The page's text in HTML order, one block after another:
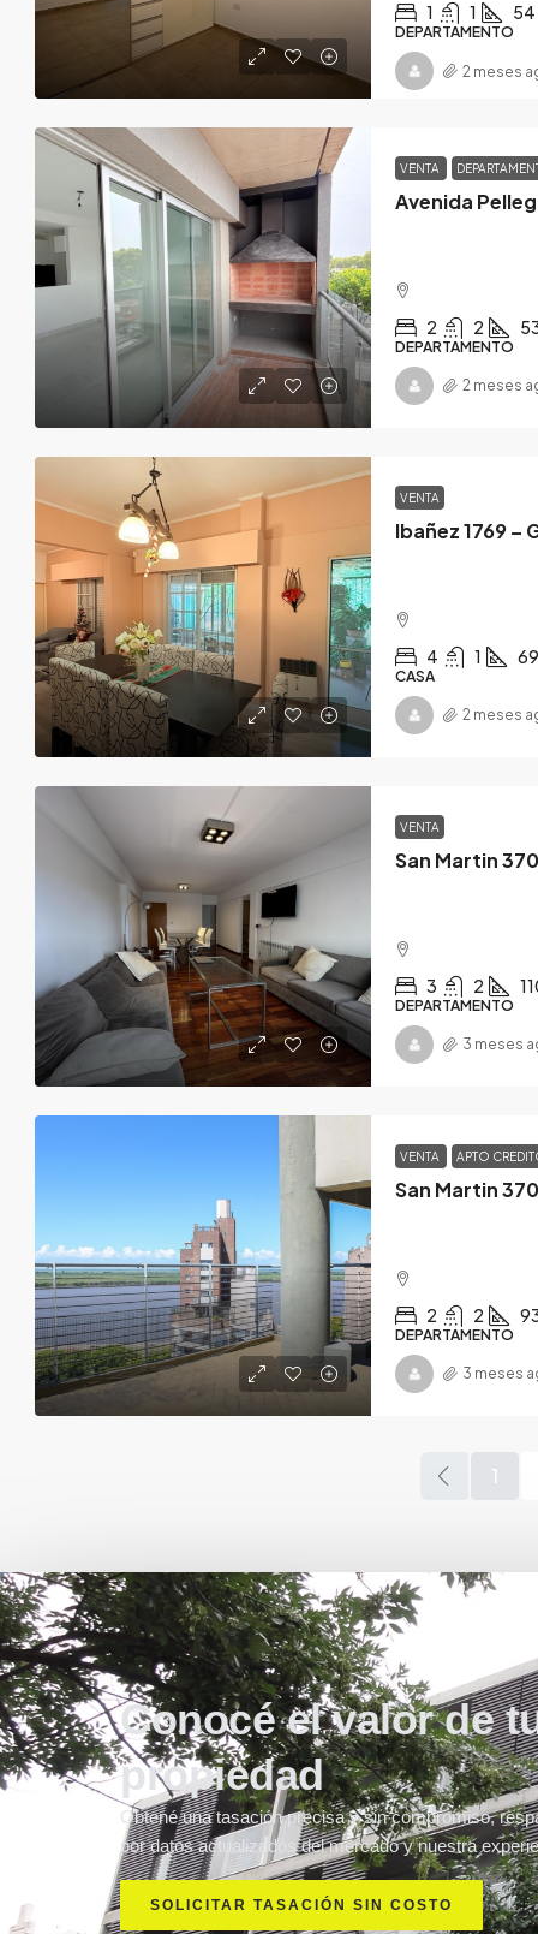
1 1 54
DEPARTAMENTO
2 meses
VENTA
Avenida
2 2
DEPARTAMENTO
2 meses
VENTA
Ibañez 1769 –
4 1
CASA
2 meses
VENTA
San Martin
3 2
DEPARTAMENTO
3 meses
VENTA APTO
San Martin
2 2
DEPARTAMENTO
3 meses
1
Conocé el valor de
propiedad
Obtené una tasación precisa y sin compromiso,
por datos actualizados del mercado y nuestra
SOLICITAR TASACIÓN SIN COSTO